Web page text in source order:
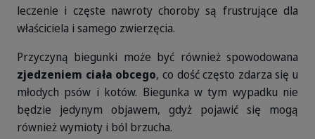
leczenie i częste nawroty choroby są frustrujące dla
właściciela i samego zwierzęcia.
Przyczyną biegunki może być również spowodowana
zjedzeniem ciała obcego, co dość często zdarza się u
młodych psów i kotów. Biegunka w tym wypadku nie
będzie jedynym objawem, gdyż pojawić się mogą
również wymioty i ból brzucha.